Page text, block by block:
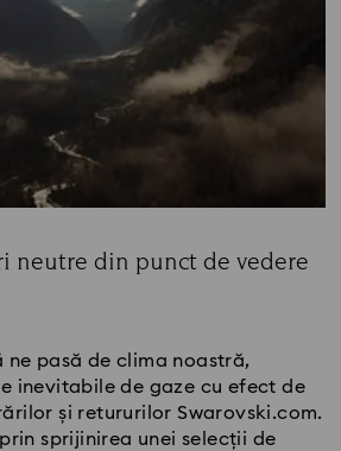
neutre din punct de vedere
ne pasă de clima noastră,
inevitabile de gaze cu efect de
și retururilor Swarovski.com.
sprijinirea unei selecții de